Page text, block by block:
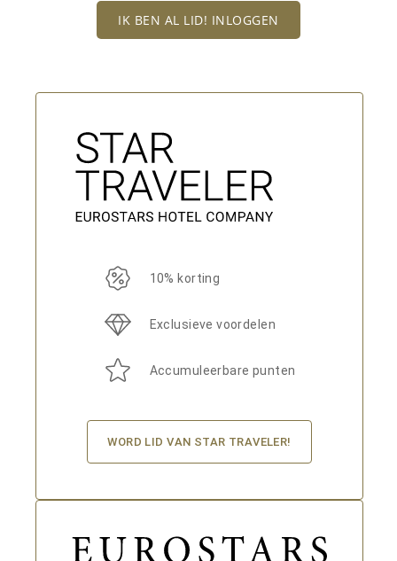
IK BEN AL LID! INLOGGEN
10% korting
Exclusieve voordelen
Accumuleerbare punten
WORD LID VAN STAR TRAVELER!